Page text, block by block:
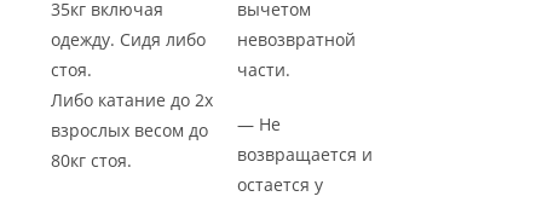
35кг включая
одежду. Сидя либо
стоя.
Либо катание до 2х
взрослых весом до
80кг стоя.
вычетом
невозвратной
части.
— Не
возвращается и
остается у